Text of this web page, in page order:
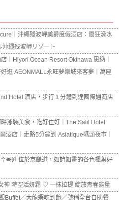
｜沖繩殘波岬美爵度假酒店：最狂滑水
縄残波岬リゾート
｜Hiyori Ocean Resort Okinawa 恩納｜
逛 AEONMALL永旺夢樂城來客夢｜萬座
Hotel 酒店，步行１分鐘到達國際通商店
泳裝美食，吃好住好｜The Salil Hotel
酒店｜走路5分鐘到 Asiatique碼頭夜市｜
목원 位於京畿道，如詩如畫的各色楓葉好
神 時空活妍霜 ♡ 一抹拉提 綻放青春能量
Buffet／大龍蝦吃到飽／號稱全台自助餐